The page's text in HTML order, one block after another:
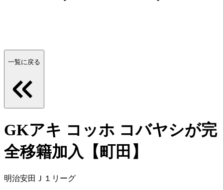
一覧に戻る
GKアキ コッホ コバヤシが完
全移籍加入【町田】
明治安田Ｊ１リーグ